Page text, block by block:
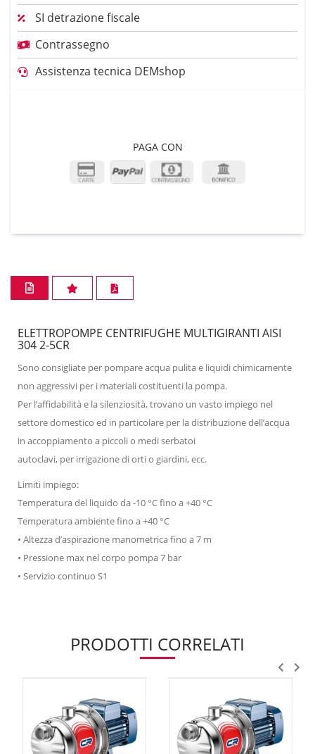
SI detrazione fiscale
Contrassegno
Assistenza tecnica DEMshop
PAGA CON
ELETTROPOMPE CENTRIFUGHE MULTIGIRANTI AISI
304 2-5CR
Sono consigliate per pompare acqua pulita e liquidi chimicamente
non aggressivi per i materiali costituenti la pompa.
Per l’affidabilità e la silenziosità, trovano un vasto impiego nel
settore domestico ed in particolare per la distribuzione dell’acqua
in accoppiamento a piccoli o medi serbatoi
autoclavi, per irrigazione di orti o giardini, ecc.
Limiti impiego:
Temperatura del liquido da -10 °C fino a +40 °C
Temperatura ambiente fino a +40 °C
• Altezza d’aspirazione manometrica fino a 7 m
• Pressione max nel corpo pompa 7 bar
• Servizio continuo S1
PRODOTTI CORRELATI